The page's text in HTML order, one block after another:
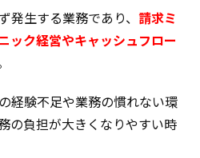
発生する業務であり、 請求ミ
ック経営やキャッシュフロー
経験不足や業務の慣れない環
の負担が大きくなりやすい時